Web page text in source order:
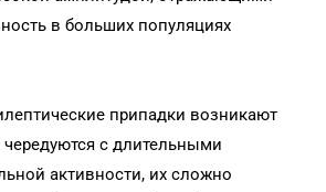
в больших популяциях
припадки возникают
с длительными
активности, их сложно